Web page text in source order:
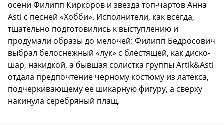
осени Филипп Киркоров и звезда топ-чартов Анна
Asti с песней «Хобби». Исполнители, как всегда,
тщательно подготовились к выступлению и
продумали образы до мелочей: Филипп Бедросович
выбрал белоснежный «лук» с блестящей, как диско-
шар, накидкой, а бывшая солистка группы Artik&Asti
отдала предпочтение черному костюму из латекса,
подчеркивающему ее шикарную фигуру, а сверху
накинула серебряный плащ.